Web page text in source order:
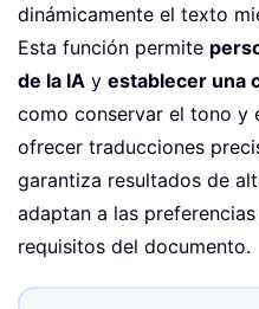
dinámicamente el texto
Esta función permite
de la IA y establecer una
como conservar el tono y
ofrecer traducciones
garantiza resultados de
adaptan a las
requisitos del documento.